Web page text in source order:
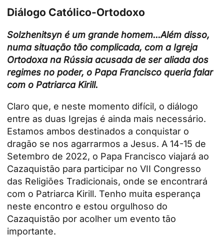
Diálogo Católico-Ortodoxo
Solzhenitsyn é um grande homem...Além disso,
numa situação tão complicada, com a Igreja
Ortodoxa na Rússia acusada de ser aliada dos
regimes no poder, o Papa Francisco queria falar
com o Patriarca Kirill.
Claro que, e neste momento difícil, o diálogo
entre as duas Igrejas é ainda mais necessário.
Estamos ambos destinados a conquistar o
dragão se nos agarrarmos a Jesus. A 14-15 de
Setembro de 2022, o Papa Francisco viajará ao
Cazaquistão para participar no VII Congresso
das Religiões Tradicionais, onde se encontrará
com o Patriarca Kirill. Tenho muita esperança
neste encontro e estou orgulhoso do
Cazaquistão por acolher um evento tão
importante.